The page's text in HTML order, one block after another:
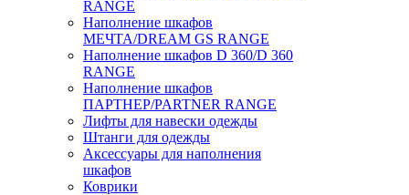
RANGE
Наполнение шкафов
МЕЧТА/DREAM GS RANGE
Наполнение шкафов D 360/D 360
RANGE
Наполнение шкафов
ПАРТНЕР/PARTNER RANGE
Лифты для навески одежды
Штанги для одежды
Аксессуары для наполнения
шкафов
Коврики